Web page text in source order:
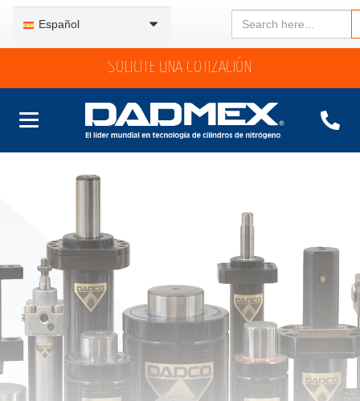
Español
Search
for:
SOLICITE UNA COTIZACIÓN